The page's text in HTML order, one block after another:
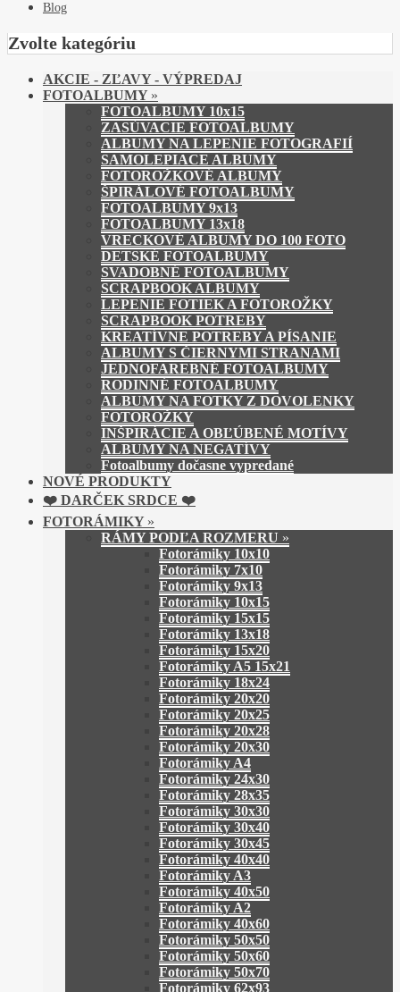
Blog
Zvolte kategóriu
AKCIE - ZĽAVY - VÝPREDAJ
FOTOALBUMY »
FOTOALBUMY 10x15
ZASÚVACIE FOTOALBUMY
ALBUMY NA LEPENIE FOTOGRAFIÍ
SAMOLEPIACE ALBUMY
FOTOROŽKOVÉ ALBUMY
ŠPIRÁLOVÉ FOTOALBUMY
FOTOALBUMY 9x13
FOTOALBUMY 13x18
VRECKOVÉ ALBUMY DO 100 FOTO
DETSKÉ FOTOALBUMY
SVADOBNÉ FOTOALBUMY
SCRAPBOOK ALBUMY
LEPENIE FOTIEK A FOTOROŽKY
SCRAPBOOK POTREBY
KREATÍVNE POTREBY A PÍSANIE
ALBUMY S ČIERNYMI STRANAMI
JEDNOFAREBNÉ FOTOALBUMY
RODINNÉ FOTOALBUMY
ALBUMY NA FOTKY Z DOVOLENKY
FOTOROŽKY
INŠPIRÁCIE A OBĽÚBENÉ MOTÍVY
ALBUMY NA NEGATÍVY
Fotoalbumy dočasne vypredané
NOVÉ PRODUKTY
❤️ DARČEK SRDCE ❤️
FOTORÁMIKY »
RÁMY PODĽA ROZMERU »
Fotorámiky 10x10
Fotorámiky 7x10
Fotorámiky 9x13
Fotorámiky 10x15
Fotorámiky 15x15
Fotorámiky 13x18
Fotorámiky 15x20
Fotorámiky A5 15x21
Fotorámiky 18x24
Fotorámiky 20x20
Fotorámiky 20x25
Fotorámiky 20x28
Fotorámiky 20x30
Fotorámiky A4
Fotorámiky 24x30
Fotorámiky 28x35
Fotorámiky 30x30
Fotorámiky 30x40
Fotorámiky 30x45
Fotorámiky 40x40
Fotorámiky A3
Fotorámiky 40x50
Fotorámiky A2
Fotorámiky 40x60
Fotorámiky 50x50
Fotorámiky 50x60
Fotorámiky 50x70
Fotorámiky 62x93